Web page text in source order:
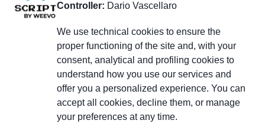
Partecipa alla discussione
Pagina Linkedin
Controller: Dario Vascellaro
We use technical cookies to ensure the
proper functioning of the site and, with your
consent, analytical and profiling cookies to
understand how you use our services and
offer you a personalized experience. You can
accept all cookies, decline them, or manage
your preferences at any time.